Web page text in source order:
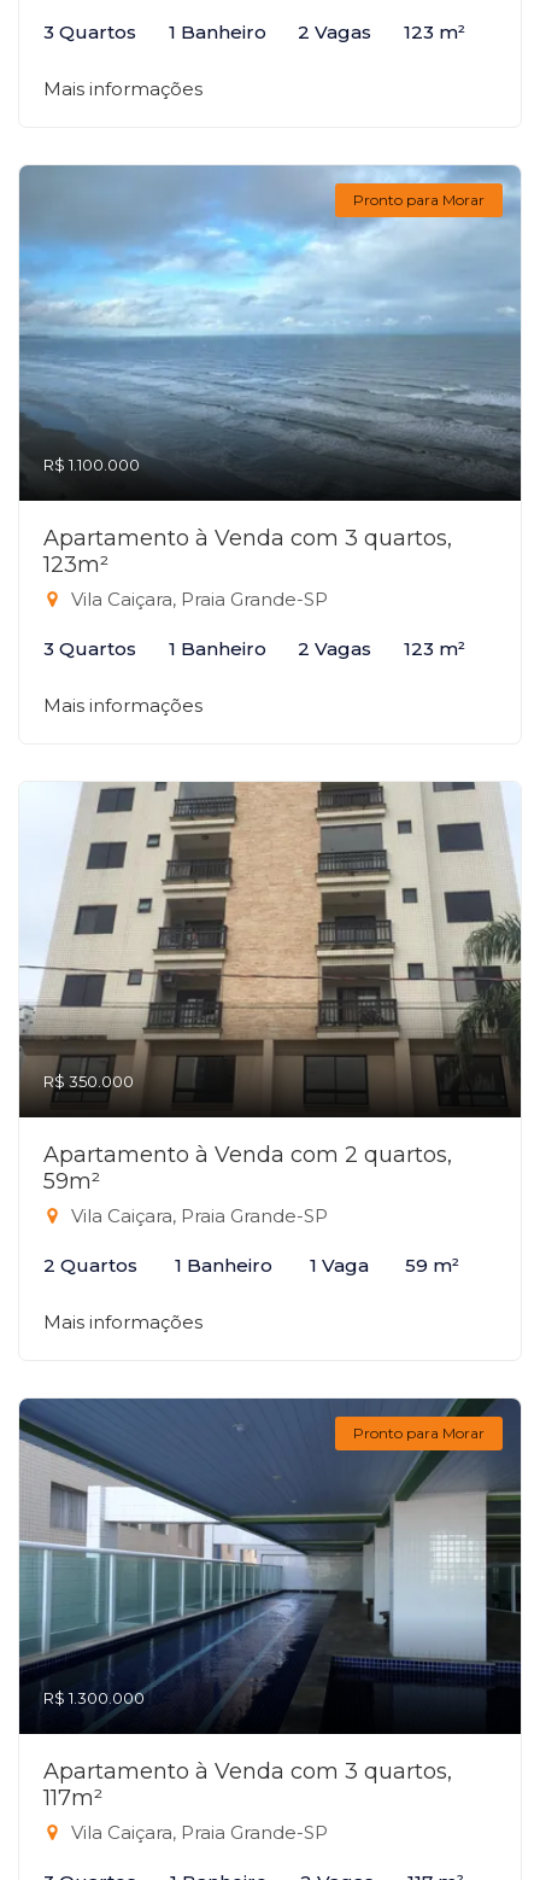
3 Quartos 1 Banheiro 2 Vagas 123 m²
Mais informações
Pronto para Morar
R$ 1.100.000
Apartamento à Venda com 3 quartos,
123m²
Vila Caiçara, Praia Grande-SP
3 Quartos 1 Banheiro 2 Vagas 123 m²
Mais informações
R$ 350.000
Apartamento à Venda com 2 quartos,
59m²
Vila Caiçara, Praia Grande-SP
2 Quartos 1 Banheiro 1 Vaga 59 m²
Mais informações
Pronto para Morar
R$ 1.300.000
Apartamento à Venda com 3 quartos,
117m²
Vila Caiçara, Praia Grande-SP